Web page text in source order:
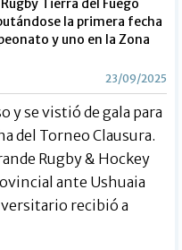
la primera fecha
y uno en la Zona
23/09/2025
y se vistió de gala para
del Torneo Clausura.
Rugby & Hockey
ante Ushuaia
recibió a